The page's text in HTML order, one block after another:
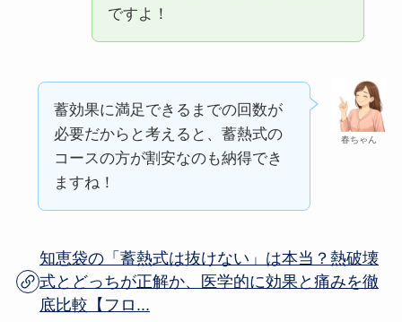
ですよ！
春ちゃん
蓄効果に満足できるまでの回数が
必要だからと考えると、蓄熱式の
コースの方が割安なのも納得でき
ますね！
知恵袋の「蓄熱式は抜けない」は本当？熱破壊
式とどっちが正解か、医学的に効果と痛みを徹
底比較【フロ...